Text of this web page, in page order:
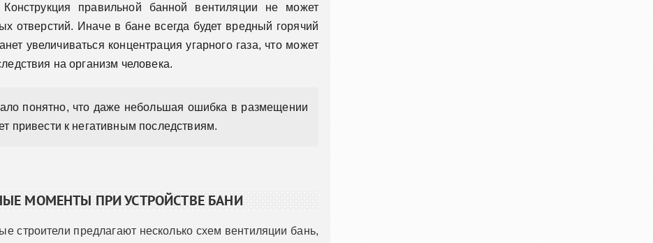
правильной банной вентиляции не может
отверстий. Иначе в бане всегда будет вредный горячий
увеличиваться концентрация угарного газа, что может
на организм человека.
понятно, что даже небольшая ошибка в размещении
привести к негативным последствиям.
МОМЕНТЫ ПРИ УСТРОЙСТВЕ БАНИ
строители предлагают несколько схем вентиляции бань,